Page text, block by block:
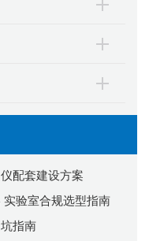
配套建设方案
验室合规选型指南
指南